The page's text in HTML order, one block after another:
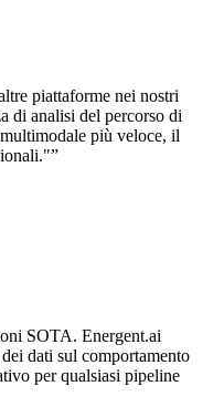
piattaforme nei nostri
di analisi del percorso di
più veloce, il
”
SOTA. Energent.ai
dati sul comportamento
per qualsiasi pipeline